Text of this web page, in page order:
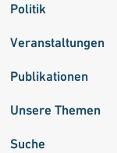
Politik
Veranstaltungen
Publikationen
Unsere Themen
Suche